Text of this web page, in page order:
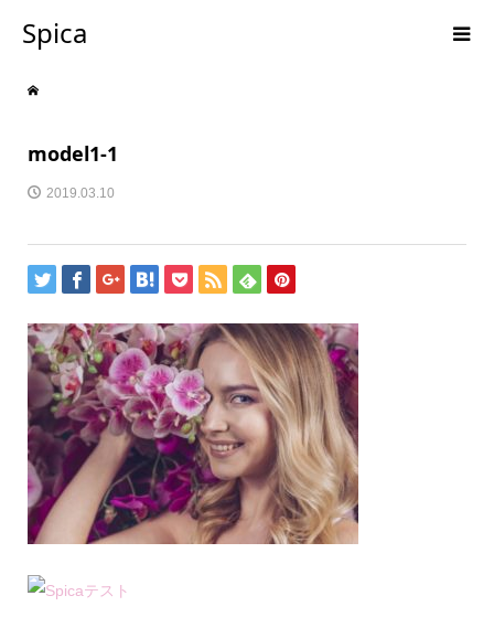
Spica
model1-1
2019.03.10